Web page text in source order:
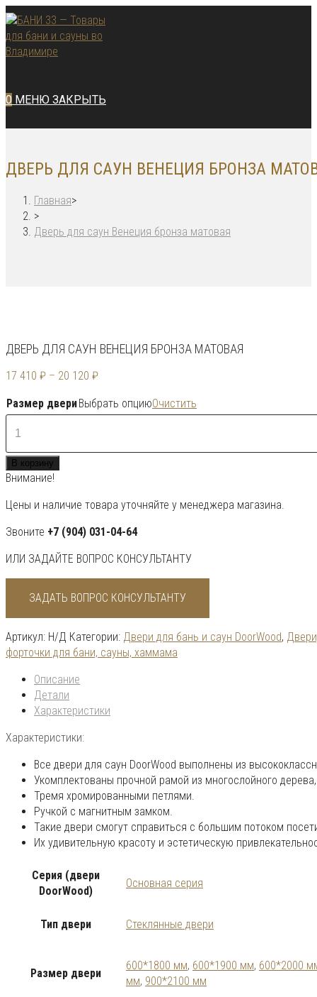
Перейти
к
содержимому
0 МЕНЮ ЗАКРЫТЬ
ДВЕРЬ ДЛЯ САУН ВЕНЕЦИЯ БРОНЗА
Главная>
>
Дверь для саун Венеция бронза матовая
ДВЕРЬ ДЛЯ САУН ВЕНЕЦИЯ БРОНЗА МАТОВАЯ
17 410 ₽ – 20 120 ₽
Размер двериВыбрать опциюОчистить
Количество
товара
Дверь
для
саун
Венеция
бронза
матовая
В корзину
Внимание!
Цены и наличие товара уточняйте у менеджера магазина.
Звоните +7 (904) 031-04-64
ИЛИ ЗАДАЙТЕ ВОПРОС КОНСУЛЬТАНТУ
ЗАДАТЬ ВОПРОС КОНСУЛЬТАНТУ
Артикул: Н/Д Категории: Двери для бань и саун DoorWood,
форточки для бани, сауны, хаммама
Описание
Детали
Характеристики
Характеристики:
Все двери для саун DoorWood выполнены из
Укомплектованы прочной рамой из многослойного
Тремя хромированными петлями.
Ручкой с магнитным замком.
Такие двери смогут справиться с большим потоком
Их удивительную красоту и эстетическую
Серия (двери
DoorWood)
Основная серия
Тип двери Стеклянные двери
Размер двери
600*1800 мм, 600*1900 мм, 600*2000
мм, 900*2100 мм